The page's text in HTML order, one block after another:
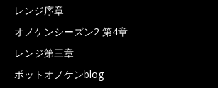
レンジ序章
オノケンシーズン2 第4章
レンジ第三章
ポットオノケンblog